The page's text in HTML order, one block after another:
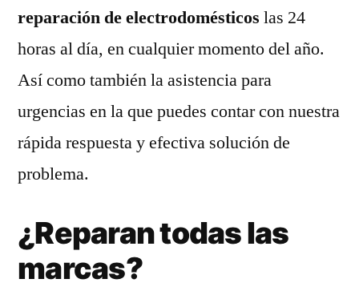
reparación de electrodomésticos las 24
horas al día, en cualquier momento del año.
Así como también la asistencia para
urgencias en la que puedes contar con nuestra
rápida respuesta y efectiva solución de
problema.
¿Reparan todas las
marcas?